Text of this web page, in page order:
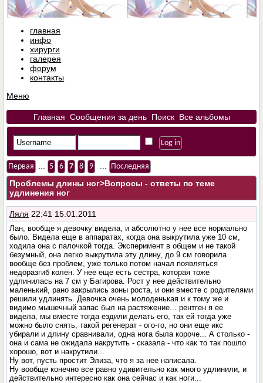
главная
инфо
хирурги
галерея
форум
контакты
Меню
Главная Сообщения за день Поиск Все альбомы
Первая 5 6 7 8 9 Последняя
Проблемы длины ног>Вопросы - ответы по теме
удлинения ног
Ляля 22:41 15.01.2011
Лан, вообще я девочку видела, и абсолютно у нее все нормально
было. Видела еще в аппаратах, когда она выкрутила уже 10 см,
ходила она с палочкой тогда. Эксперимент в общем и не такой
безумный, она легко выкрутила эту длину, до 9 см говорила
вообще без проблем, уже только потом начал появляться
недоразгиб колен. У нее еще есть сестра, которая тоже
удлинилась на 7 см у Багирова. Рост у нее действительно
маленький, рано закрылись зоны роста, и они вместе с родителями
решили удлинять. Девочка очень молоденькая и к тому же и
видимо мышечный запас был на растяжение... рентген я ее
видела, мы вместе тогда ездили делать его, так ей тогда уже
можно было снять, такой регенерат - ого-го, но они еще икс
убирали и длину сравнивали, одна нога была короче... А столько -
она и сама не ожидала накрутить - сказала - что как то так пошло
хорошо, вот и накрутили...
Ну вот, пусть простит Элиза, что я за нее написала.
Ну вообще конечно все равно удивительно как много удлинили, и
действительно интересно как она сейчас и как ноги...